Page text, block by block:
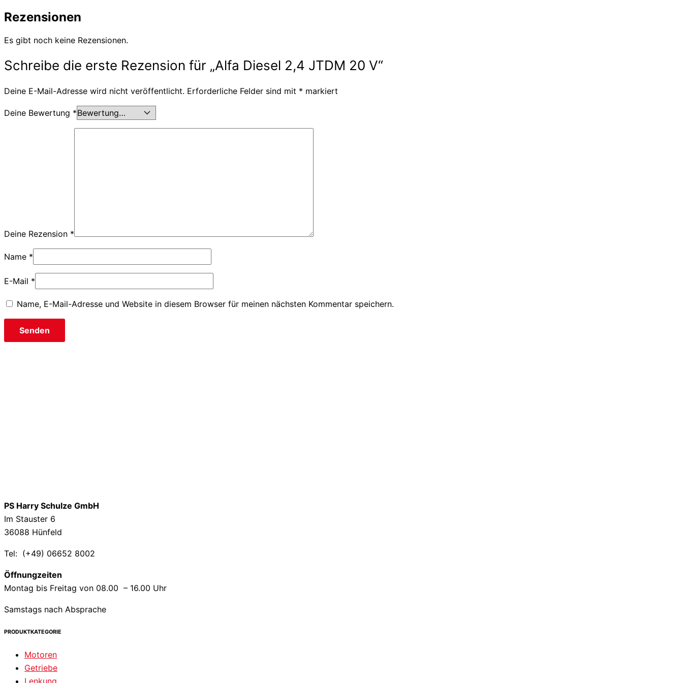
Rezensionen
Es gibt noch keine Rezensionen.
Schreibe die erste Rezension für „Alfa Diesel 2,4 JTDM 20 V“
Deine E-Mail-Adresse wird nicht veröffentlicht. Erforderliche Felder sind mit * markiert
Deine Bewertung *
Deine Rezension *
Name *
E-Mail *
Name, E-Mail-Adresse und Website in diesem Browser für meinen nächsten Kommentar speichern.
PS Harry Schulze GmbH
Im Stauster 6
36088 Hünfeld
Tel: (+49) 06652 8002
Öffnungzeiten
Montag bis Freitag von 08.00 – 16.00 Uhr
Samstags nach Absprache
PRODUKTKATEGORIE
Motoren
Getriebe